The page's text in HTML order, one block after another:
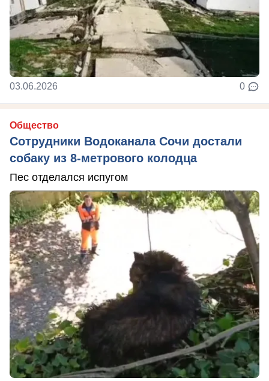
03.06.2026 0
Общество
Сотрудники Водоканала Сочи достали
собаку из 8-метрового колодца
Пес отделался испугом